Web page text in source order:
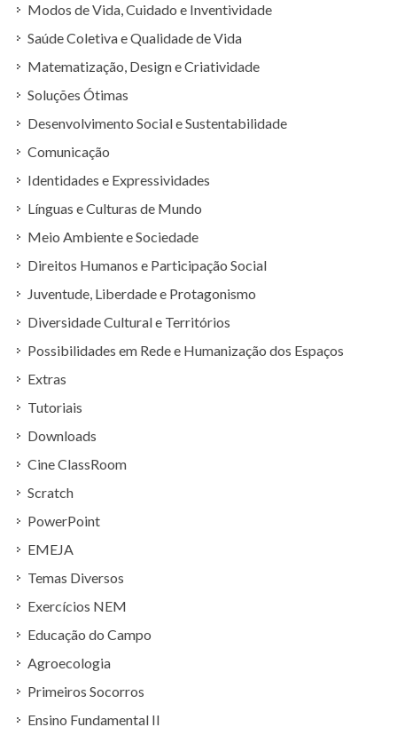
Modos de Vida, Cuidado e Inventividade
Saúde Coletiva e Qualidade de Vida
Matematização, Design e Criatividade
Soluções Ótimas
Desenvolvimento Social e Sustentabilidade
Comunicação
Identidades e Expressividades
Línguas e Culturas de Mundo
Meio Ambiente e Sociedade
Direitos Humanos e Participação Social
Juventude, Liberdade e Protagonismo
Diversidade Cultural e Territórios
Possibilidades em Rede e Humanização dos Espaços
Extras
Tutoriais
Downloads
Cine ClassRoom
Scratch
PowerPoint
EMEJA
Temas Diversos
Exercícios NEM
Educação do Campo
Agroecologia
Primeiros Socorros
Ensino Fundamental II